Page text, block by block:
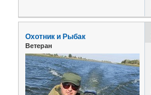
Охотник и Рыбак
Ветеран